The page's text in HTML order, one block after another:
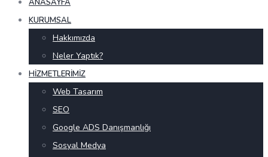
ANASAYFA
KURUMSAL
Hakkımızda
Neler Yaptık?
HIZMETLERIMIZ
Web Tasarım
SEO
Google ADS Danışmanlığı
Sosyal Medya